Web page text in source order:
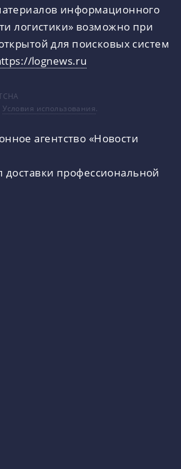
информационного
логистики» возможно при
для поисковых систем
lognews.ru
Условия использования.
агентство «Новости
доставки профессиональной